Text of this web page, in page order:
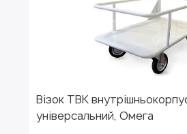
Візок ТВК
універсальний, Омега